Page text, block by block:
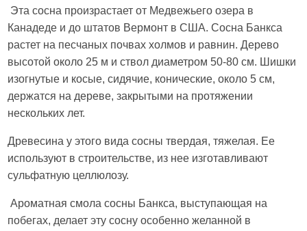
Эта сосна произрастает от Медвежьего озера в
Канадеде и до штатов Вермонт в США. Сосна Банкса
растет на песчаных почвах холмов и равнин. Дерево
высотой около 25 м и ствол диаметром 50-80 см. Шишки
изогнутые и косые, сидячие, конические, около 5 см,
держатся на дереве, закрытыми на протяжении
нескольких лет.
Древесина у этого вида сосны твердая, тяжелая. Ее
используют в строительстве, из нее изготавливают
сульфатную целлюлозу.
Ароматная смола сосны Банкса, выступающая на
побегах, делает эту сосну особенно желанной в